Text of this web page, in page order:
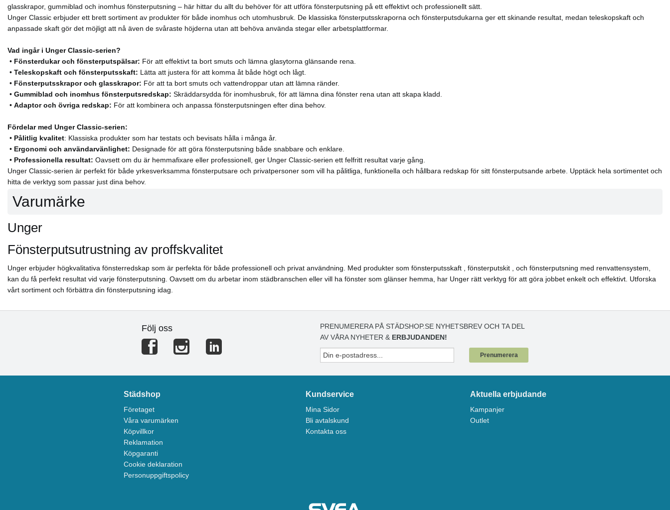
glasskrapor, gummiblad och inomhus fönsterputsning – här hittar du allt du behöver för att utföra fönsterputsning på ett effektivt och professionellt sätt.
Unger Classic erbjuder ett brett sortiment av produkter för både inomhus och utomhusbruk. De klassiska fönsterputsskraporna och fönsterputsdukarna ger ett skinande resultat, medan teleskopskaft och
anpassade skaft gör det möjligt att nå även de svåraste höjderna utan att behöva använda stegar eller arbetsplattformar.
Vad ingår i Unger Classic-serien?
• Fönsterdukar och fönsterputspälsar: För att effektivt ta bort smuts och lämna glasytorna glänsande rena.
• Teleskopskaft och fönsterputsskaft: Lätta att justera för att komma åt både högt och lågt.
• Fönsterputsskrapor och glasskrapor: För att ta bort smuts och vattendroppar utan att lämna ränder.
• Gummiblad och inomhus fönsterputsredskap: Skräddarsydda för inomhusbruk, för att lämna dina fönster rena utan att skapa kladd.
• Adaptor och övriga redskap: För att kombinera och anpassa fönsterputsningen efter dina behov.
Fördelar med Unger Classic-serien:
• Pålitlig kvalitet: Klassiska produkter som har testats och bevisats hålla i många år.
• Ergonomi och användarvänlighet: Designade för att göra fönsterputsning både snabbare och enklare.
• Professionella resultat: Oavsett om du är hemmafixare eller professionell, ger Unger Classic-serien ett felfritt resultat varje gång.
Unger Classic-serien är perfekt för både yrkesverksamma fönsterputsare och privatpersoner som vill ha pålitliga, funktionella och hållbara redskap för sitt fönsterputsande arbete. Upptäck hela sortimentet och
hitta de verktyg som passar just dina behov.
Varumärke
Unger
Fönsterputsutrustning av proffskvalitet
Unger erbjuder högkvalitativa fönsterredskap som är perfekta för både professionell och privat användning. Med produkter som fönsterputsskaft , fönsterputskit , och fönsterputsning med renvattensystem,
kan du få perfekt resultat vid varje fönsterputsning. Oavsett om du arbetar inom städbranschen eller vill ha fönster som glänser hemma, har Unger rätt verktyg för att göra jobbet enkelt och effektivt. Utforska
vårt sortiment och förbättra din fönsterputsning idag.
Följ oss
PRENUMERERA PÅ STÄDSHOP.SE NYHETSBREV OCH TA DEL
AV VÅRA NYHETER & ERBJUDANDEN!
Prenumerera
Städshop
Företaget
Våra varumärken
Köpvillkor
Reklamation
Köpgaranti
Cookie deklaration
Personuppgiftspolicy
Kundservice
Mina Sidor
Bli avtalskund
Kontakta oss
Aktuella erbjudande
Kampanjer
Outlet